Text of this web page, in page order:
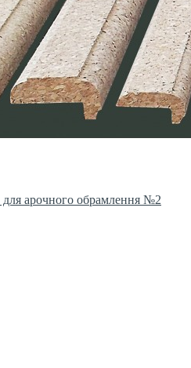
арочного обрамлення №2